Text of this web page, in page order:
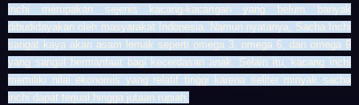
inchi merupakan sejenis kacang-kacangan yang belum banyak
dibudidayakan oleh masyarakat Indonesia. Namun nyatanya, Sacha Inchi
sangat kaya akan asam lemak seperti omega 3, omega 6, dan omega 9
yang sangat bermanfaat bagi kecerdasan anak. Selain itu, kacang inchi
memiliki nilai ekonomis yang relatif tinggi karena seliter minyak sacha
inchi dapat terjual hingga jutaan rupiah.